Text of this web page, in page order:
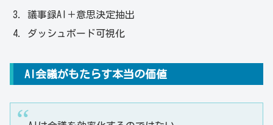
議事録AI＋意思決定抽出
ダッシュボード可視化
AI会議がもたらす本当の価値